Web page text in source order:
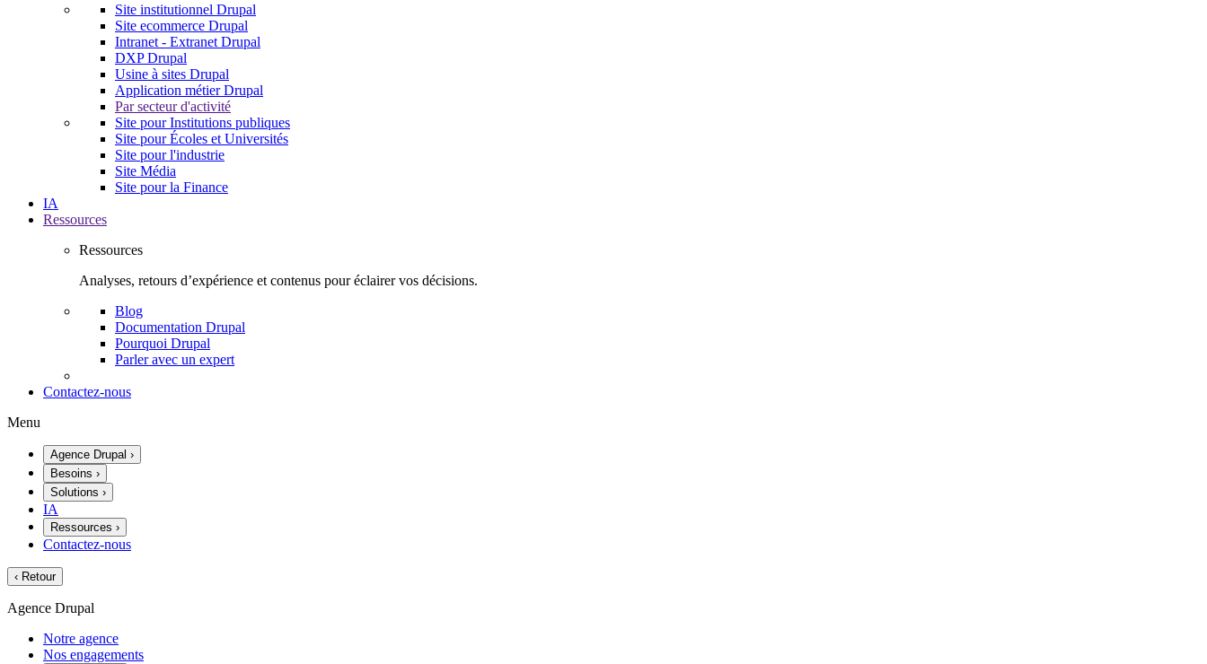
Site institutionnel Drupal
Site ecommerce Drupal
Intranet - Extranet Drupal
DXP Drupal
Usine à sites Drupal
Application métier Drupal
Par secteur d'activité
Site pour Institutions publiques
Site pour Écoles et Universités
Site pour l'industrie
Site Média
Site pour la Finance
IA
Ressources
Ressources
Analyses, retours d’expérience et contenus pour éclairer vos décisions.
Blog
Documentation Drupal
Pourquoi Drupal
Parler avec un expert
Contactez-nous
Menu
Agence Drupal ›
Besoins ›
Solutions ›
IA
Ressources ›
Contactez-nous
‹ Retour
Agence Drupal
Notre agence
Nos engagements